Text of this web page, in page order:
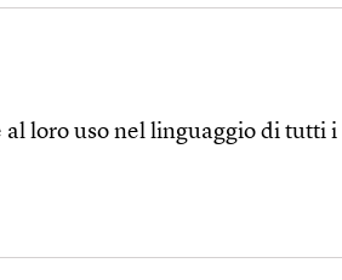
loro uso nel linguaggio di tutti i